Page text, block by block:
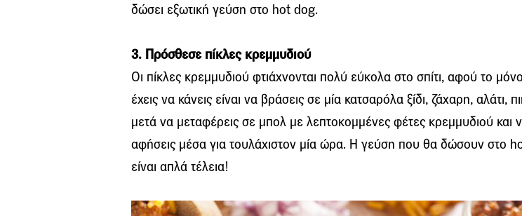
δώσει εξωτική γεύση στο hot dog.
3. Πρόσθεσε πίκλες κρεμμυδιού
Οι πίκλες κρεμμυδιού φτιάχνονται πολύ εύκολα στο σπίτι, αφού το
έχεις να κάνεις είναι να βράσεις σε μία κατσαρόλα ξίδι, ζάχαρη, αλάτι,
μετά να μεταφέρεις σε μπολ με λεπτοκομμένες φέτες κρεμμυδιού και
αφήσεις μέσα για τουλάχιστον μία ώρα. Η γεύση που θα δώσουν στο
είναι απλά τέλεια!